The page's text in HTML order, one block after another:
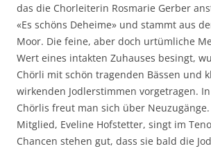
das die Chorleiterin Rosmarie Gerber
«Es schöns Deheime» und stammt aus
Moor. Die feine, aber doch urtümliche
Wert eines intakten Zuhauses besingt,
Chörli mit schön tragenden Bässen und
wirkenden Jodlerstimmen vorgetragen.
Chörlis freut man sich über
Mitglied, Eveline Hofstetter, singt im
Chancen stehen gut, dass sie bald die